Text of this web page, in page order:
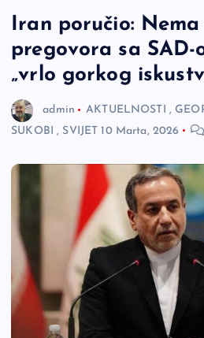
Iran poručio: Nema
pregovora sa SAD-
„vrlo gorkog
admin AKTUELNOSTI ,
SUKOBI , SVIJET 10 Marta, 2026